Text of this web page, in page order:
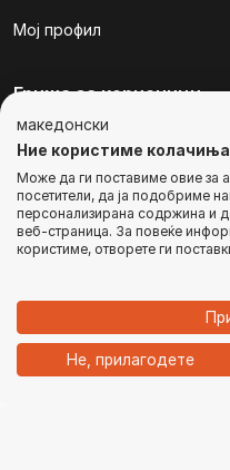
Дома Категории
Мој профил
Грижа за корисници
За нас
Плаќања
Техничка поддршка
Достава
Нарачки
Контакт
македонски
Ние користиме колачиња
Може да ги поставиме овие за
посетители, да ја подобриме
персонализирана содржина и
веб-страница. За повеќе
користиме, отворете ги
Не, прилагодете